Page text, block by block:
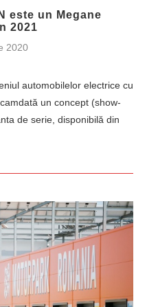
este un Megane
2021
2020
automobilelor electrice cu
un concept (show-
de serie, disponibilă din